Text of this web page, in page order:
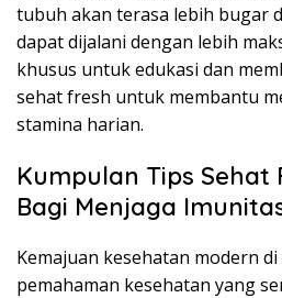
tubuh akan terasa lebih bugar
dapat dijalani dengan lebih
khusus untuk edukasi dan
sehat fresh untuk membantu
stamina harian.
Kumpulan Tips Sehat
Bagi Menjaga
Kemajuan kesehatan modern
pemahaman kesehatan yang